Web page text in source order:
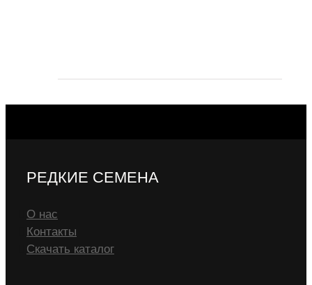
РЕДКИЕ СЕМЕНА
О нас
Контакты
Скачать каталог